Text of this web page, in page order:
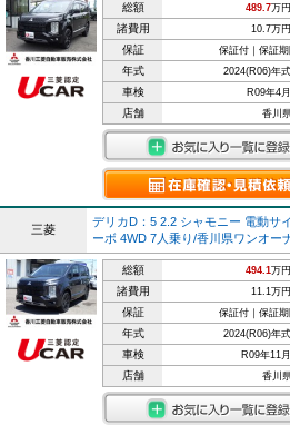
総額 489.7万円
諸費用 10.7万円
保証 保証付｜保証
年式 2024(R06)年式
車検 R09年4月
店舗 香川
三菱
デリカD：5 2.2 シャモニー 電動サ
ーボ 4WD 7人乗り/香川県ワンオー
総額 494.1万円
諸費用 11.1万円
保証 保証付｜保証
年式 2024(R06)年式
車検 R09年11月
店舗 香川